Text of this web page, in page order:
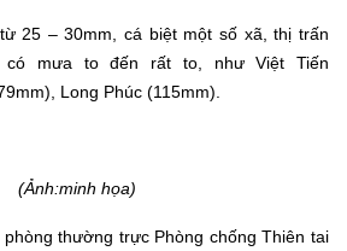
25 – 30mm, cá biệt một số xã, thị trấn
có mưa to đến rất to, như Việt Tiến
Long Phúc (115mm).
(Ảnh:minh họa)
thường trực Phòng chống Thiên tai